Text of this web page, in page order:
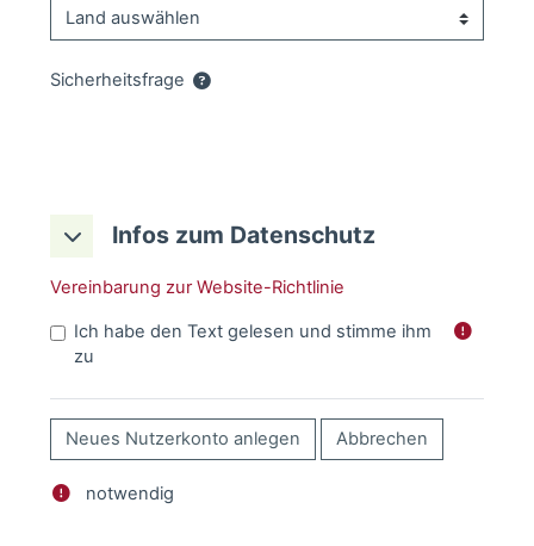
Sicherheitsfrage
Infos zum Datenschutz
Infos zum Datenschutz
Infos zum Datenschutz
Vereinbarung zur Website-Richtlinie
Ich habe den Text gelesen und stimme ihm
zu
notwendig